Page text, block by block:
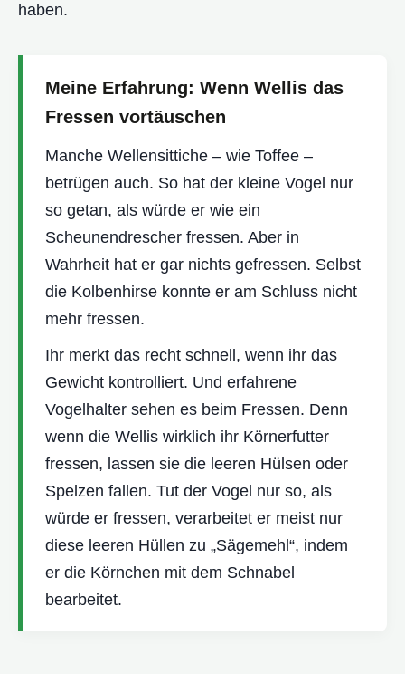
haben.
Meine Erfahrung: Wenn Wellis das
Fressen vortäuschen
Manche Wellensittiche – wie Toffee –
betrügen auch. So hat der kleine Vogel nur
so getan, als würde er wie ein
Scheunendrescher fressen. Aber in
Wahrheit hat er gar nichts gefressen. Selbst
die Kolbenhirse konnte er am Schluss nicht
mehr fressen.
Ihr merkt das recht schnell, wenn ihr das
Gewicht kontrolliert. Und erfahrene
Vogelhalter sehen es beim Fressen. Denn
wenn die Wellis wirklich ihr Körnerfutter
fressen, lassen sie die leeren Hülsen oder
Spelzen fallen. Tut der Vogel nur so, als
würde er fressen, verarbeitet er meist nur
diese leeren Hüllen zu „Sägemehl“, indem
er die Körnchen mit dem Schnabel
bearbeitet.